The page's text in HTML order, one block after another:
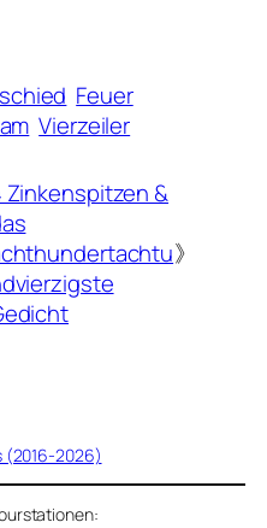
Feuer
Vierzeiler
Zinkenspitzen &
》
(2016-2026)